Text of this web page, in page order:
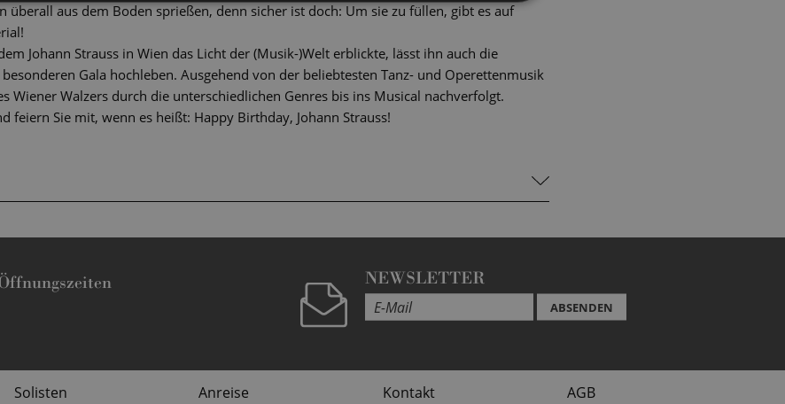
überall aus dem Boden sprießen, denn sicher ist doch: Um sie zu füllen, gibt es auf
Johann Strauss in Wien das Licht der (Musik-)Welt erblickte, lässt ihn auch die
Gala hochleben. Ausgehend von der beliebtesten Tanz- und Operettenmusik
Wiener Walzers durch die unterschiedlichen Genres bis ins Musical nachverfolgt.
feiern Sie mit, wenn es heißt: Happy Birthday, Johann Strauss!
NEWSLETTER
ABSENDEN
Solisten
Anreise
Kontakt
AGB